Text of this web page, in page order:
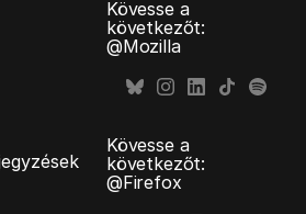
Kövesse a
következőt:
@Mozilla
Kövesse a
következőt:
@Firefox